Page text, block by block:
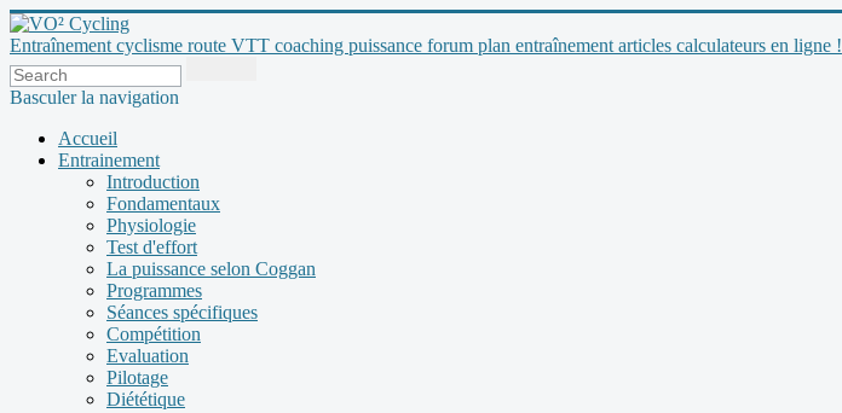
Entraînement cyclisme route VTT coaching puissance forum plan entraînement articles calculateurs en ligne !
Basculer la navigation
Accueil
Entrainement
Introduction
Fondamentaux
Physiologie
Test d'effort
La puissance selon Coggan
Programmes
Séances spécifiques
Compétition
Evaluation
Pilotage
Diététique